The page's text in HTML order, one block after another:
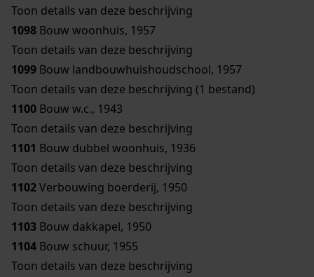
Toon details van deze beschrijving
1098 Bouw woonhuis, 1957
Toon details van deze beschrijving
1099 Bouw landbouwhuishoudschool, 1957
Toon details van deze beschrijving (1 bestand)
1100 Bouw w.c., 1943
Toon details van deze beschrijving
1101 Bouw dubbel woonhuis, 1936
Toon details van deze beschrijving
1102Verbouwing boerderij, 1950
Toon details van deze beschrijving
1103 Bouw dakkapel, 1950
1104 Bouw schuur, 1955
Toon details van deze beschrijving